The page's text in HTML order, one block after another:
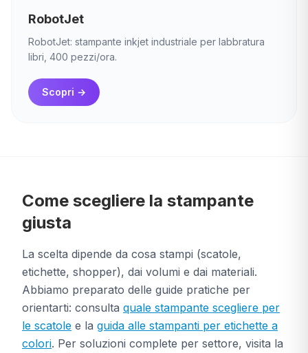
RobotJet
RobotJet: stampante inkjet industriale per labbratura
libri, 400 pezzi/ora.
Scopri →
Come scegliere la stampante
giusta
La scelta dipende da cosa stampi (scatole,
etichette, shopper), dai volumi e dai materiali.
Abbiamo preparato delle guide pratiche per
orientarti: consulta quale stampante scegliere per
le scatole e la guida alle stampanti per etichette a
colori. Per soluzioni complete per settore, visita la